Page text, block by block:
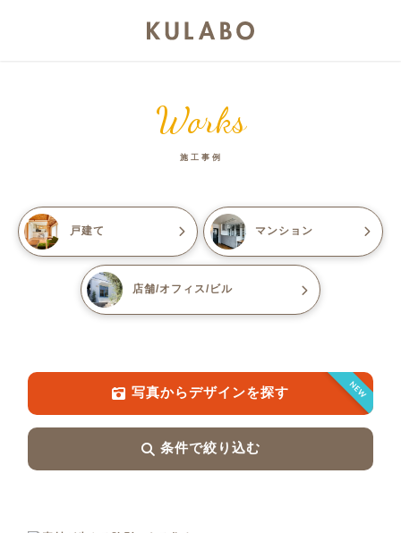
Works
施工事例
戸建て マンション
店舗/オフィス/ビル
NEW
写真からデザインを探す
条件で絞り込む